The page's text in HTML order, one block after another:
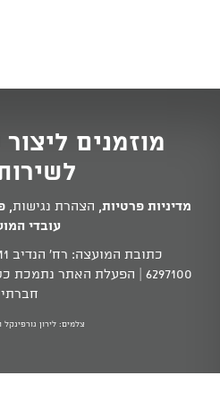
מוזמנים
מדיניות פרטיות, הצהרת נגישות,
עובדי
כתובת המועצה: רח' הנדיב 11א זכרון יעקב טל.
6297100 | הפעלת האתר נתמכת
חברתי
צלמים: לירון גורפינקל